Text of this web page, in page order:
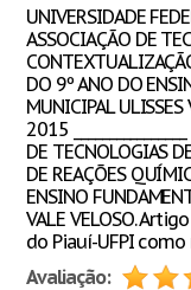
UNIVERSIDADE
ASSOCIAÇÃO DE
DO 9º ANO DO
MUNICIPAL
2015
DE TECNOLOGIAS
DE REAÇÕES
ENSINO
VALE VELOSO.
do Piauí-UFPI
Avaliação: